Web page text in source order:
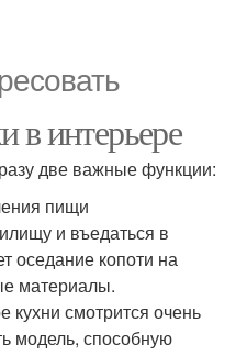
в интерьере
две важные функции:
пищи
и въедаться в
оседание копоти на
материалы.
кухни смотрится очень
модель, способную